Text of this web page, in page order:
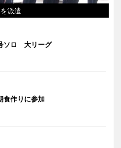
派遣
ソロ 大リーグ
食作りに参加